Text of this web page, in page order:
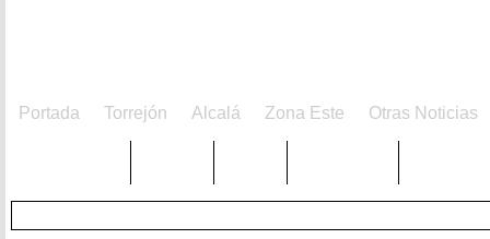
Portada Torrejón Alcalá Zona Este Otras Noticias